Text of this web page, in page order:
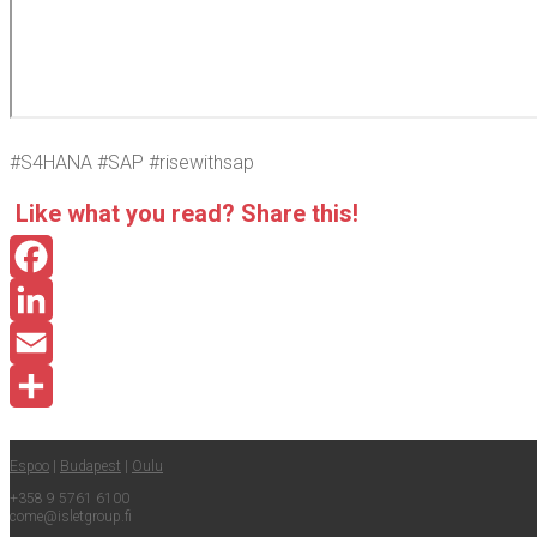
#S4HANA #SAP #risewith­sap
Like what you read? Sha­re this!
Facebook
LinkedIn
Email
Espoo
Buda­pest
Oulu
+358 9 5761 6100
come@​isletgroup.​fi